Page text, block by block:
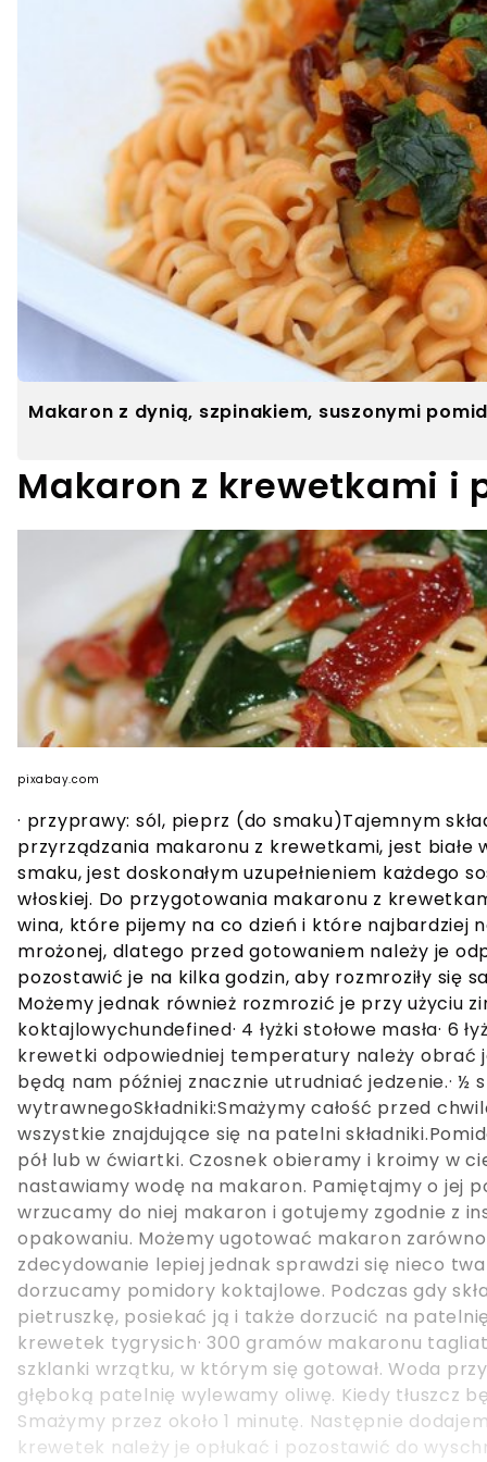
Makaron z dynią, szpinakiem, suszonymi
Makaron z krewetkami i
pixabay.com
· przyprawy: sól, pieprz (do smaku)Tajemnym
przyrządzania makaronu z krewetkami, jest
smaku, jest doskonałym uzupełnieniem każdego
włoskiej. Do przygotowania makaronu z
wina, które pijemy na co dzień i które najbardziej
mrożonej, dlatego przed gotowaniem należy je
pozostawić je na kilka godzin, aby rozmroziły się
Możemy jednak również rozmrozić je przy użyciu
koktajlowychundefined· 4 łyżki stołowe masła· 6
krewetki odpowiedniej temperatury należy obrać
będą nam później znacznie utrudniać jedzenie.· ½
wytrawnegoSkładniki:Smażymy całość przed
wszystkie znajdujące się na patelni
pół lub w ćwiartki. Czosnek obieramy i kroimy w
nastawiamy wodę na makaron. Pamiętajmy o jej
wrzucamy do niej makaron i gotujemy zgodnie z
opakowaniu. Możemy ugotować makaron
zdecydowanie lepiej jednak sprawdzi się nieco
dorzucamy pomidory koktajlowe. Podczas gdy
pietruszkę, posiekać ją i także dorzucić na
krewetek tygrysich· 300 gramów makaronu
szklanki wrzątku, w którym się gotował. Woda
głęboką patelnię wylewamy oliwę. Kiedy tłuszcz
Smażymy przez około 1 minutę. Następnie
krewetek należy je opłukać i pozostawić do